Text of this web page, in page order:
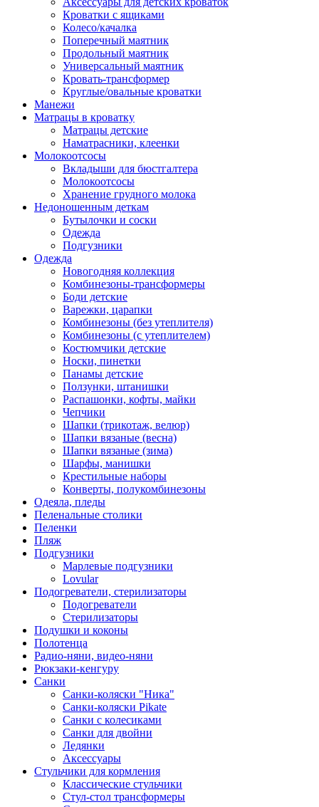
Кроватки с ящиками
Колесо/качалка
Поперечный маятник
Продольный маятник
Универсальный маятник
Кровать-трансформер
Круглые/овальные кроватки
Манежи
Матрацы в кроватку
Матрацы детские
Наматрасники, клеенки
Молокоотсосы
Вкладыши для бюстгалтера
Молокоотсосы
Хранение грудного молока
Недоношенным деткам
Бутылочки и соски
Одежда
Подгузники
Одежда
Новогодняя коллекция
Комбинезоны-трансформеры
Боди детские
Варежки, царапки
Комбинезоны (без утеплителя)
Комбинезоны (с утеплителем)
Костюмчики детские
Носки, пинетки
Панамы детские
Ползунки, штанишки
Распашонки, кофты, майки
Чепчики
Шапки (трикотаж, велюр)
Шапки вязаные (весна)
Шапки вязаные (зима)
Шарфы, манишки
Крестильные наборы
Конверты, полукомбинезоны
Одеяла, пледы
Пеленальные столики
Пеленки
Пляж
Подгузники
Марлевые подгузники
Lovular
Подогреватели, стерилизаторы
Подогреватели
Стерилизаторы
Подушки и коконы
Полотенца
Радио-няни, видео-няни
Рюкзаки-кенгуру
Санки
Санки-коляски "Ника"
Санки-коляски Pikate
Санки с колесиками
Санки для двойни
Ледянки
Аксессуары
Стульчики для кормления
Классические стульчики
Стул-стол трансформеры